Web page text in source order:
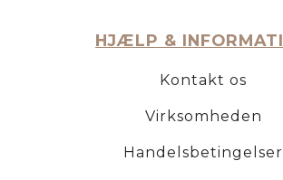
HJÆLP &
Kontakt os
Virksomheden
Handelsbetingelser